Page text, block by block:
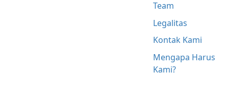
Team
Legalitas
Kontak Kami
Mengapa Harus
Kami?